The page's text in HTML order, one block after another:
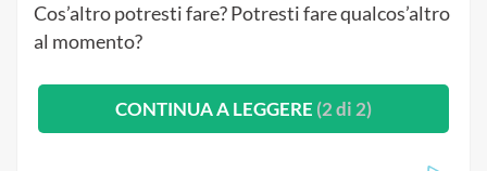
Cos’altro potresti fare? Potresti fare qualcos’altro
al momento?
CONTINUA A LEGGERE (2 di 2)